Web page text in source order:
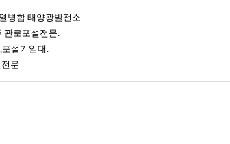
병합 태양광발전소
관로포설전문.
설기임대.
문